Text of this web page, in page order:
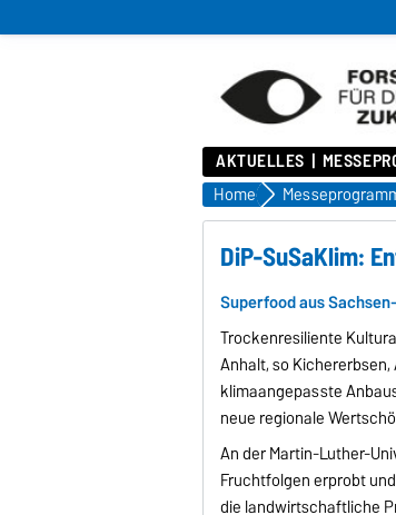
AKTUELLES
Home
DiP-SuSaKlim:
Superfood aus
Trockenresiliente
Anhalt, so
klimaangepasste
neue regionale
An der Martin-Luther-
Fruchtfolgen erprobt
die landwirtschaftliche